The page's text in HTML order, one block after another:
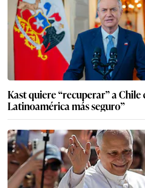
Kast quiere “recuperar” a Chile
Latinoamérica más seguro”